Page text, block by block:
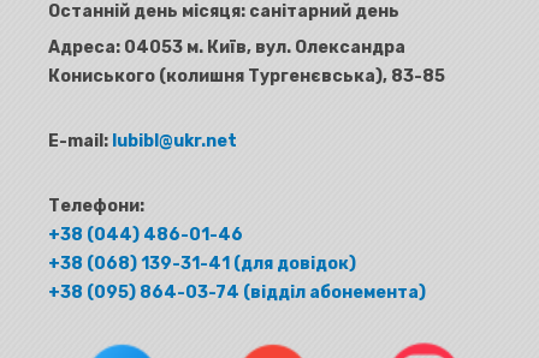
Останній день місяця: санітарний день
Адреса: 04053 м. Київ, вул. Олександра
Кониського (колишня Тургенєвська), 83-85
E-mail: lubibl@ukr.net
Телефони:
+38 (044) 486-01-46
+38 (068) 139-31-41 (для довідок)
+38 (095) 864-03-74 (відділ абонемента)